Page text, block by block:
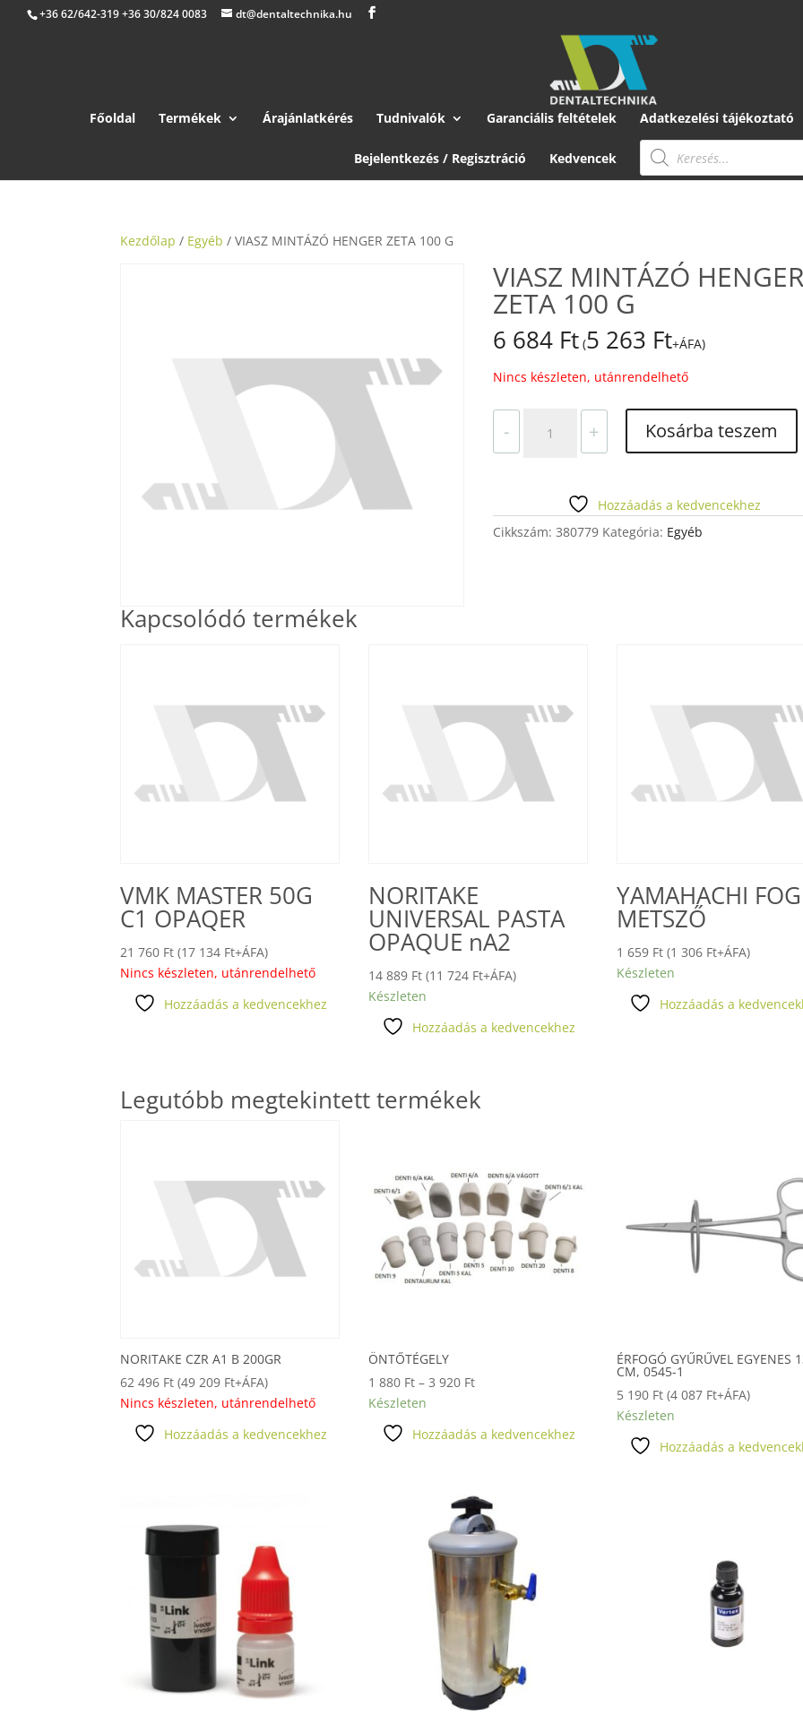
+36 62/642-319 +36 30/824 0083 dt@dentaltechnika.hu
Főoldal Termékek Árajánlatkérés Tudnivalók Garanciális feltételek Adatkezelési tájékoztató
Bejelentkezés / Regisztráció Kedvencek
Products
search
Kezdőlap / Egyéb / VIASZ MINTÁZÓ HENGER ZETA 100 G
VIASZ MINTÁZÓ
ZETA 100 G
6 684 Ft (5 263 Ft+ÁFA)
Nincs készleten, utánrendelhető
-
MINTÁZÓ
G
mennyiség
+ Kosárba teszem
Hozzáadás a kedvencekhez
Cikkszám: 380779 Kategória: Egyéb
Kapcsolódó termékek
VMK MASTER 50G
C1 OPAQER
21 760 Ft (17 134 Ft+ÁFA)
Nincs készleten, utánrendelhető
Hozzáadás a kedvencekhez
NORITAKE
UNIVERSAL PASTA
OPAQUE nA2
14 889 Ft (11 724 Ft+ÁFA)
Készleten
Hozzáadás a kedvencekhez
YAMAHACHI FOG
METSZŐ
1 659 Ft (1 306 Ft+ÁFA)
Készleten
Hozzáadás a
Legutóbb megtekintett termékek
NORITAKE CZR A1 B 200GR
62 496 Ft (49 209 Ft+ÁFA)
Nincs készleten, utánrendelhető
Hozzáadás a kedvencekhez
ÖNTŐTÉGELY
1 880 Ft – 3 920 FtÁrtartomány:
-
Készleten
Hozzáadás a kedvencekhez
ÉRFOGÓ GYŰRŰVEL EGYENES
CM, 0545-1
5 190 Ft (4 087 Ft+ÁFA)
Készleten
Hozzáadás a